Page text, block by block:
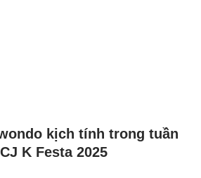
kịch tính trong tuần
K Festa 2025